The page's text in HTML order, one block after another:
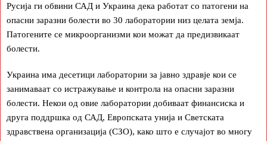
Русија ги обвини САД и Украина дека работат со патогени на
опасни заразни болести во 30 лаборатории низ целата земја.
Патогените се микроорганизми кои можат да предизвикаат
болести.
Украина има десетици лаборатории за јавно здравје кои се
занимаваат со истражување и контрола на опасни заразни
болести. Некои од овие лаборатории добиваат финансиска и
друга поддршка од САД, Европската унија и Светската
здравствена организација (СЗО), како што е случајот во многу